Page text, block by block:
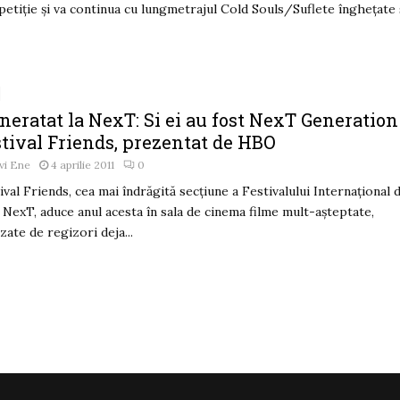
și va continua cu lungmetrajul Cold Souls/Suflete înghețate
la NexT: Si ei au fost NexT
Friends, prezentat de HBO
Ene 4 aprilie 2011 0
Friends, cea mai îndrăgită secțiune a Festivalului Internațional
aduce anul acesta în sala de cinema filme mult-așteptate,
de regizori deja...